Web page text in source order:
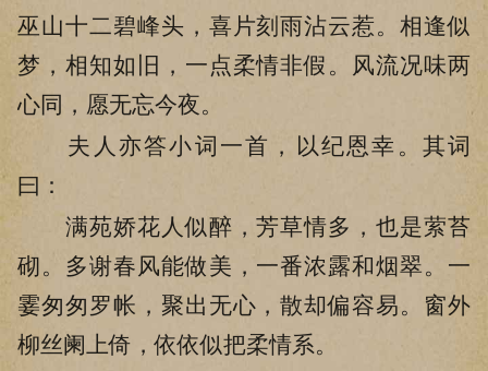
巫山十二碧峰头，喜片刻雨沾云惹。相逢似
梦，相知如旧，一点柔情非假。风流况味两
心同，愿无忘今夜。
夫人亦答小词一首，以纪恩幸。其词
曰：
满苑娇花人似醉，芳草情多，也是萦苔
砌。多谢春风能做美，一番浓露和烟翠。一
霎匆匆罗帐，聚出无心，散却偏容易。窗外
柳丝阑上倚，依依似把柔情系。